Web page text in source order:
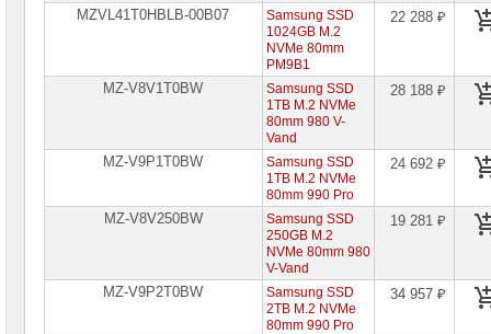
MZVL41T0HBLB-00B07
Samsung SSD
1024GB M.2
NVMe 80mm
PM9B1
22 288 ₽
MZ-V8V1T0BW
Samsung SSD
1TB M.2 NVMe
80mm 980 V-
Vand
28 188 ₽
MZ-V9P1T0BW
Samsung SSD
1TB M.2 NVMe
80mm 990 Pro
24 692 ₽
MZ-V8V250BW
Samsung SSD
250GB M.2
NVMe 80mm 980
V-Vand
19 281 ₽
MZ-V9P2T0BW
Samsung SSD
2TB M.2 NVMe
80mm 990 Pro
34 957 ₽